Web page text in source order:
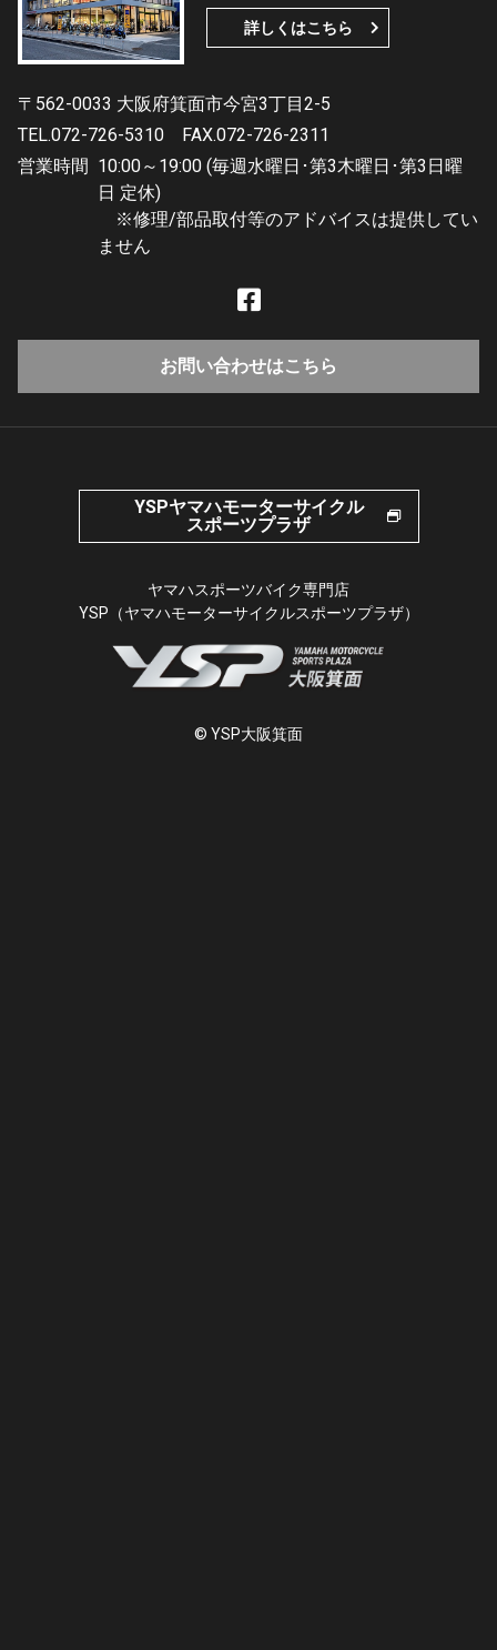
詳しくはこちら
〒562-0033 大阪府箕面市今宮3丁目2-5
TEL.072-726-5310
FAX.072-726-2311
営業時間 10:00～19:00 (毎週水曜日･第3木曜日･第3日曜
日 定休)
※修理/部品取付等のアドバイスは提供してい
ません
お問い合わせはこちら
YSPヤマハモーターサイクル
スポーツプラザ
ヤマハスポーツバイク専門店
YSP（ヤマハモーターサイクルスポーツプラザ）
© YSP大阪箕面